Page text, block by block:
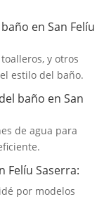
en San Felíu
y otros
estilo del baño.
baño en San
de agua para
Felíu Saserra:
por modelos